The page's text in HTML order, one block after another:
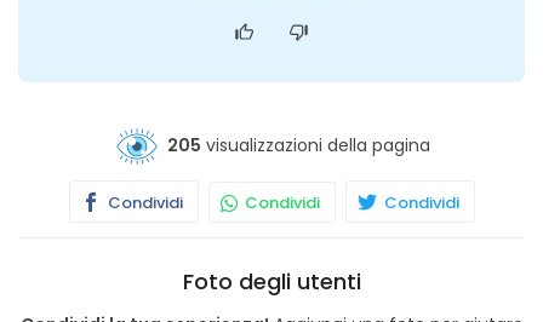
205 visualizzazioni della pagina
Condividi Condividi Condividi
Foto degli utenti